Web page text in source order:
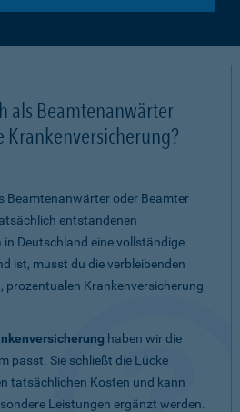
als Beamtenanwärter
Krankenversicherung?
Beamtenanwärter oder Beamter
entstandenen
Deutschland eine vollständige
ist, musst du die verbleibenden
prozentualen Krankenversicherung
haben wir die
passt. Sie schließt die Lücke
tatsächlichen Kosten und kann
Leistungen ergänzt werden.